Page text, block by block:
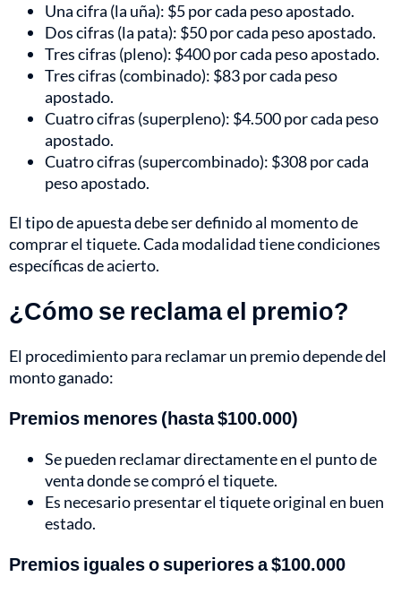
Una cifra (la uña): $5 por cada peso apostado.
Dos cifras (la pata): $50 por cada peso apostado.
Tres cifras (pleno): $400 por cada peso apostado.
Tres cifras (combinado): $83 por cada peso
apostado.
Cuatro cifras (superpleno): $4.500 por cada peso
apostado.
Cuatro cifras (supercombinado): $308 por cada
peso apostado.
El tipo de apuesta debe ser definido al momento de
comprar el tiquete. Cada modalidad tiene condiciones
específicas de acierto.
¿Cómo se reclama el premio?
El procedimiento para reclamar un premio depende del
monto ganado:
Premios menores (hasta $100.000)
Se pueden reclamar directamente en el punto de
venta donde se compró el tiquete.
Es necesario presentar el tiquete original en buen
estado.
Premios iguales o superiores a $100.000